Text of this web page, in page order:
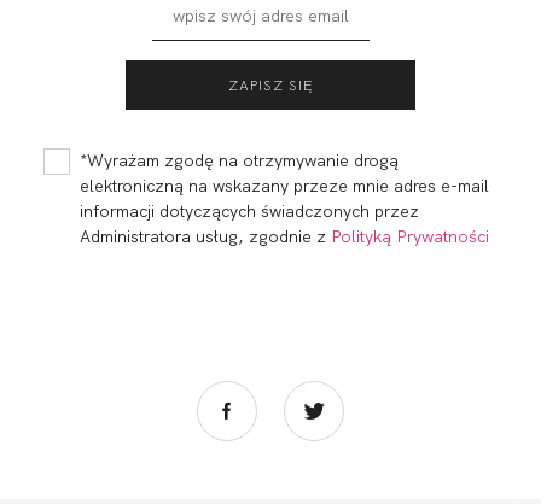
*Wyrażam zgodę na otrzymywanie drogą
elektroniczną na wskazany przeze mnie adres e-mail
informacji dotyczących świadczonych przez
Administratora usług, zgodnie z Polityką Prywatności